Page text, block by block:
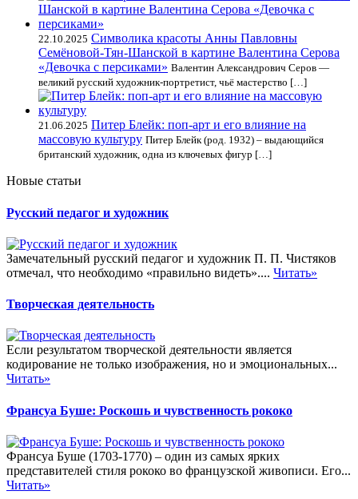
22.10.2025 Символика красоты Анны Павловны
Семёновой-Тян-Шанской в картине Валентина Серова
«Девочка с персиками» Валентин Александрович Серов —
великий русский художник-портретист, чьё мастерство […]
21.06.2025 Питер Блейк: поп-арт и его влияние на
массовую культуру Питер Блейк (род. 1932) – выдающийся
британский художник, одна из ключевых фигур […]
Новые статьи
Русский педагог и художник
Замечательный русский педагог и художник П. П. Чистяков
отмечал, что необходимо «правильно видеть».... Читать»
Творческая деятельность
Если результатом творческой деятельности является
кодирование не только изображения, но и эмоциональных...
Читать»
Франсуа Буше: Роскошь и чувственность рококо
Франсуа Буше (1703-1770) – один из самых ярких
представителей стиля рококо во французской живописи. Его...
Читать»